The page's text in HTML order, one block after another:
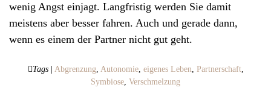
wenig Angst einjagt. Langfristig werden Sie damit
meistens aber besser fahren. Auch und gerade dann,
wenn es einem der Partner nicht gut geht.
Tags| Abgrenzung, Autonomie, eigenes Leben, Partnerschaft,
Symbiose, Verschmelzung